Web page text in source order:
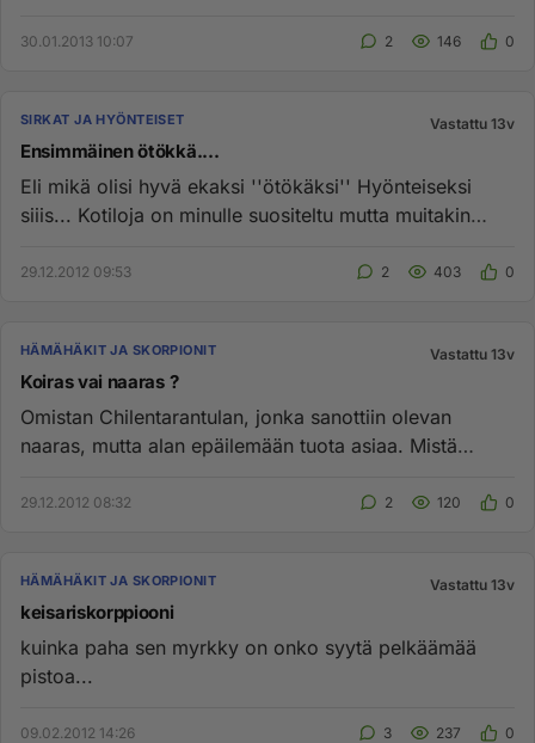
30.01.2013 10:07 2 146 0
SIRKAT JA HYÖNTEISET Vastattu 13v
Ensimmäinen ötökkä....
Eli mikä olisi hyvä ekaksi ''ötökäksi'' Hyönteiseksi
siiis... Kotiloja on minulle suositeltu mutta muitakin
29.12.2012 09:53 2 403 0
HÄMÄHÄKIT JA SKORPIONIT Vastattu 13v
Koiras vai naaras ?
Omistan Chilentarantulan, jonka sanottiin olevan
naaras, mutta alan epäilemään tuota asiaa. Mistä
29.12.2012 08:32 2 120 0
HÄMÄHÄKIT JA SKORPIONIT Vastattu 13v
keisariskorppiooni
kuinka paha sen myrkky on onko syytä pelkäämää
pistoa...
09.02.2012 14:26 3 237 0